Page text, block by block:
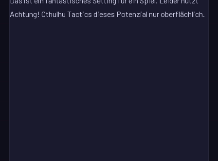
Achtung! Cthulhu Tactics dieses Potenzial nur oberflächlich.